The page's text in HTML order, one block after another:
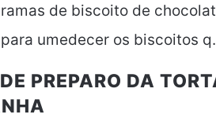
de biscoito de
umedecer os biscoitos
PREPARO DA